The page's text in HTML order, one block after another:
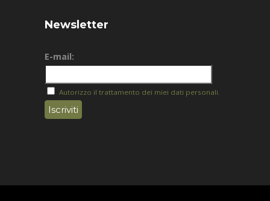
Newsletter
E-mail:
Autorizzo il trattamento dei miei dati personali.